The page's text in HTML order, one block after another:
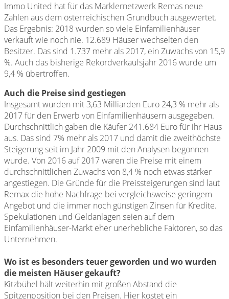
Immo United hat für das Marklernetzwerk Remas neue
Zahlen aus dem österreichischen Grundbuch ausgewertet.
Das Ergebnis: 2018 wurden so viele Einfamilienhäuser
verkauft wie noch nie. 12.689 Häuser wechselten den
Besitzer. Das sind 1.737 mehr als 2017, ein Zuwachs von 15,9
%. Auch das bisherige Rekordverkaufsjahr 2016 wurde um
9,4 % übertroffen.
Auch die Preise sind gestiegen
Insgesamt wurden mit 3,63 Milliarden Euro 24,3 % mehr als
2017 für den Erwerb von Einfamilienhäusern ausgegeben.
Durchschnittlich gaben die Käufer 241.684 Euro für ihr Haus
aus. Das sind 7% mehr als 2017 und damit die zweithöchste
Steigerung seit im Jahr 2009 mit den Analysen begonnen
wurde. Von 2016 auf 2017 waren die Preise mit einem
durchschnittlichen Zuwachs von 8,4 % noch etwas stärker
angestiegen. Die Gründe für die Preissteigerungen sind laut
Remax die hohe Nachfrage bei vergleichsweise geringem
Angebot und die immer noch günstigen Zinsen für Kredite.
Spekulationen und Geldanlagen seien auf dem
Einfamilienhäuser-Markt eher unerhebliche Faktoren, so das
Unternehmen.
Wo ist es besonders teuer geworden und wo wurden
die meisten Häuser gekauft?
Kitzbühel hält weiterhin mit großen Abstand die
Spitzenposition bei den Preisen. Hier kostet ein